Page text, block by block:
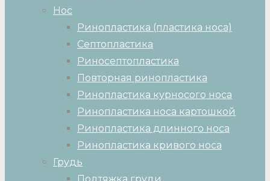
Нос
Ринопластика (пластика носа)
Септопластика
Риносептопластика
Повторная ринопластика
Ринопластика курносого носа
Ринопластика носа картошкой
Ринопластика длинного носа
Ринопластика кривого носа
Грудь